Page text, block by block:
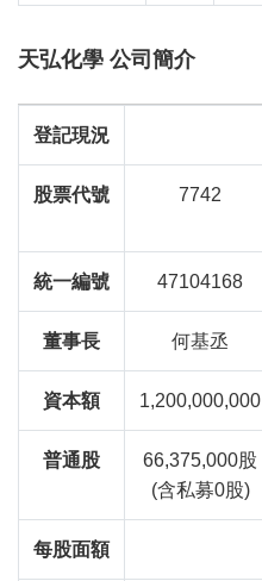
天弘化學 公司簡介
登記現況
股票代號 7742
統一編號 47104168
董事長 何基丞
資本額 1,200,000,000
普通股
66,375,000股
(含私募0股)
每股面額